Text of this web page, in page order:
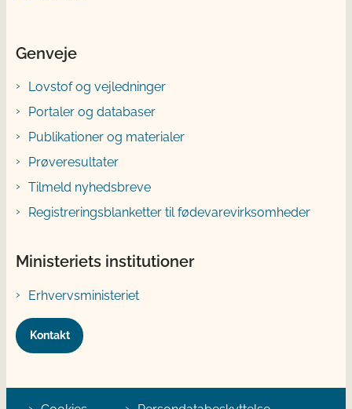
Genveje
Lovstof og vejledninger
Portaler og databaser
Publikationer og materialer
Prøveresultater
Tilmeld nyhedsbreve
Registreringsblanketter til fødevarevirksomheder
Ministeriets institutioner
Erhvervsministeriet
Kontakt